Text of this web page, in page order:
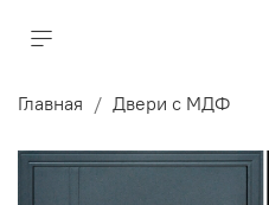
Главная Двери с МДФ